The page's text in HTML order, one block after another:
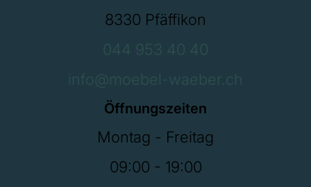
8330 Pfäffikon
044 953 40 40
info@moebel-waeber.ch
Öffnungszeiten
Montag - Freitag
09:00 - 19:00